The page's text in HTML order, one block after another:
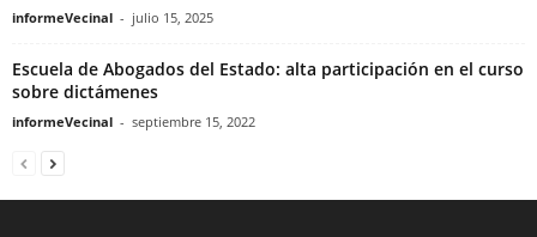
informeVecinal - julio 15, 2025
Escuela de Abogados del Estado: alta participación en el curso
sobre dictámenes
informeVecinal - septiembre 15, 2022